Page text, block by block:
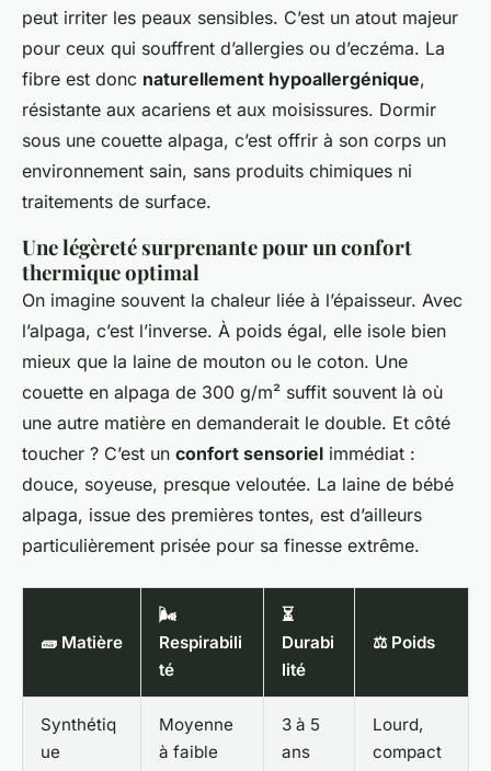
peut irriter les peaux sensibles. C’est un atout majeur
pour ceux qui souffrent d’allergies ou d’eczéma. La
fibre est donc naturellement hypoallergénique,
résistante aux acariens et aux moisissures. Dormir
sous une couette alpaga, c’est offrir à son corps un
environnement sain, sans produits chimiques ni
traitements de surface.
Une légèreté surprenante pour un confort
thermique optimal
On imagine souvent la chaleur liée à l’épaisseur. Avec
l’alpaga, c’est l’inverse. À poids égal, elle isole bien
mieux que la laine de mouton ou le coton. Une
couette en alpaga de 300 g/m² suffit souvent là où
une autre matière en demanderait le double. Et côté
toucher ? C’est un confort sensoriel immédiat :
douce, soyeuse, presque veloutée. La laine de bébé
alpaga, issue des premières tontes, est d’ailleurs
particulièrement prisée pour sa finesse extrême.
🧱 Matière
🌬️
Respirabili
té
⏳
Durabi
lité
⚖️ Poids
Synthétiq
ue
Moyenne
à faible
3 à 5
ans
Lourd,
compact